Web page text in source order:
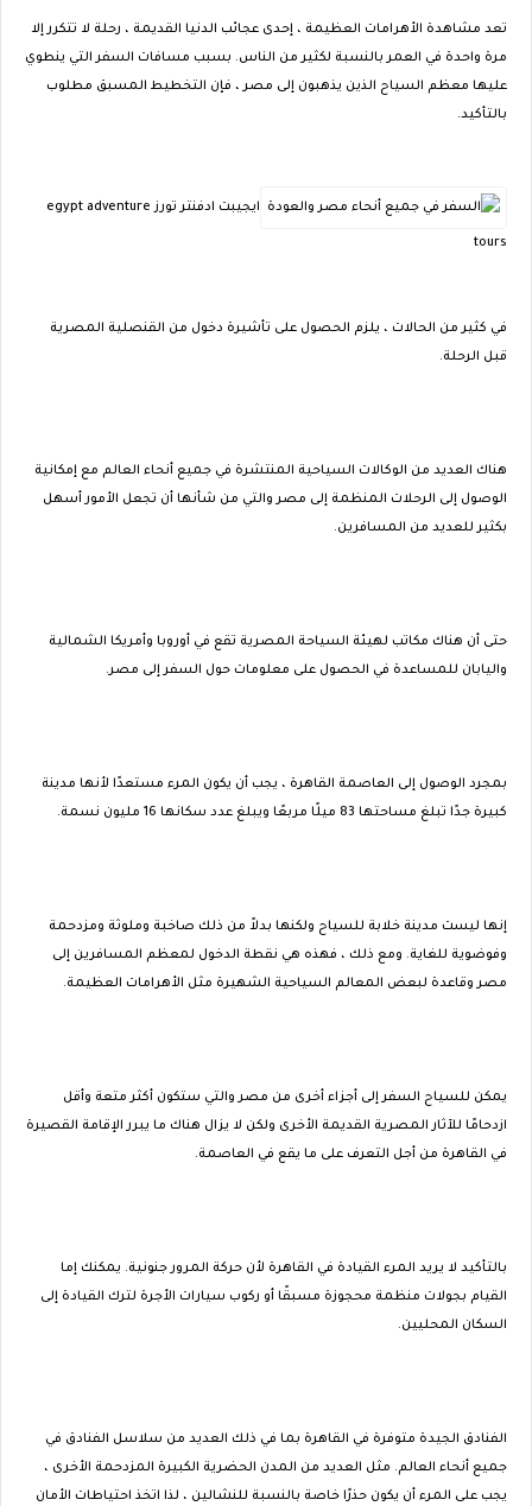
تعد مشاهدة الأهرامات العظيمة ، إحدى عجائب الدنيا القديمة ، رحلة لا تتكرر إلا
مرة واحدة في العمر بالنسبة لكثير من الناس. بسبب مسافات السفر التي ينطوي
عليها معظم السياح الذين يذهبون إلى مصر ، فإن التخطيط المسبق مطلوب
بالتأكيد.
ايجيبت ادفنتر تورز egypt adventure
tours
في كثير من الحالات ، يلزم الحصول على تأشيرة دخول من القنصلية المصرية
قبل الرحلة.
هناك العديد من الوكالات السياحية المنتشرة في جميع أنحاء العالم مع إمكانية
الوصول إلى الرحلات المنظمة إلى مصر والتي من شأنها أن تجعل الأمور أسهل
بكثير للعديد من المسافرين.
حتى أن هناك مكاتب لهيئة السياحة المصرية تقع في أوروبا وأمريكا الشمالية
واليابان للمساعدة في الحصول على معلومات حول السفر إلى مصر.
بمجرد الوصول إلى العاصمة القاهرة ، يجب أن يكون المرء مستعدًا لأنها مدينة
كبيرة جدًا تبلغ مساحتها 83 ميلًا مربعًا ويبلغ عدد سكانها 16 مليون نسمة.
إنها ليست مدينة خلابة للسياح ولكنها بدلاً من ذلك صاخبة وملوثة ومزدحمة
وفوضوية للغاية. ومع ذلك ، فهذه هي نقطة الدخول لمعظم المسافرين إلى
مصر وقاعدة لبعض المعالم السياحية الشهيرة مثل الأهرامات العظيمة.
يمكن للسياح السفر إلى أجزاء أخرى من مصر والتي ستكون أكثر متعة وأقل
ازدحامًا للآثار المصرية القديمة الأخرى ولكن لا يزال هناك ما يبرر الإقامة القصيرة
في القاهرة من أجل التعرف على ما يقع في العاصمة.
بالتأكيد لا يريد المرء القيادة في القاهرة لأن حركة المرور جنونية. يمكنك إما
القيام بجولات منظمة محجوزة مسبقًا أو ركوب سيارات الأجرة لترك القيادة إلى
السكان المحليين.
الفنادق الجيدة متوفرة في القاهرة بما في ذلك العديد من سلاسل الفنادق في
جميع أنحاء العالم. مثل العديد من المدن الحضرية الكبيرة المزدحمة الأخرى ،
يجب على المرء أن يكون حذرًا خاصة بالنسبة للنشالين ، لذا اتخذ احتياطات الأمان